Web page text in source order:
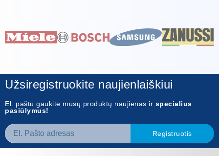
Užsiregistruokite naujienlaiškiui
El. paštu gaukite mūsų produktų naujienas ir specialius
pasiūlymus!
Registruotis